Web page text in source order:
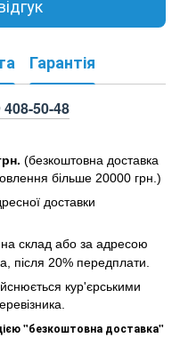
Гарантія
408-50-48
(безкоштовна доставка
більше 20000 грн .)
доставки
склад або за адресою
після 20% передплати.
кур'єрськими
"безкоштовна доставка"